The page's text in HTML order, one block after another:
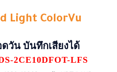
Light ColorVu
วัน บันทึกเสียงได้
2CE10DFOT-LFS